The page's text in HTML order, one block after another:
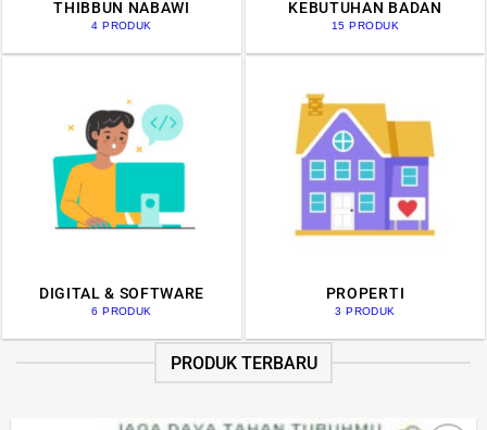
THIBBUN NABAWI
4 PRODUK
KEBUTUHAN BADAN
15 PRODUK
DIGITAL & SOFTWARE
6 PRODUK
PROPERTI
3 PRODUK
PRODUK TERBARU